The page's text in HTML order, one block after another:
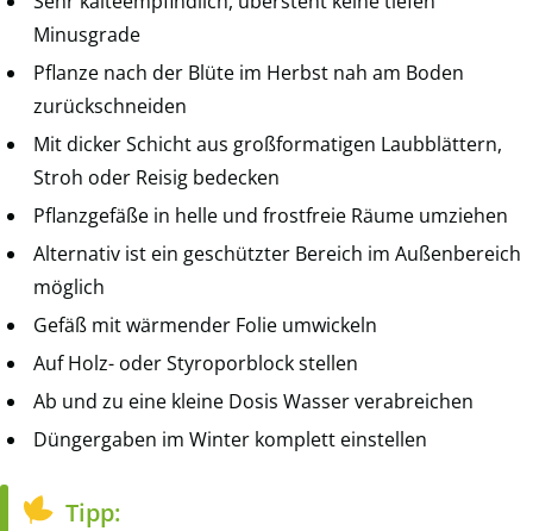
Minusgrade
Pflanze nach der Blüte im Herbst nah am Boden
zurückschneiden
Mit dicker Schicht aus großformatigen Laubblättern,
Stroh oder Reisig bedecken
Pflanzgefäße in helle und frostfreie Räume umziehen
Alternativ ist ein geschützter Bereich im Außenbereich
möglich
Gefäß mit wärmender Folie umwickeln
Auf Holz- oder Styroporblock stellen
Ab und zu eine kleine Dosis Wasser verabreichen
Düngergaben im Winter komplett einstellen
Tipp: